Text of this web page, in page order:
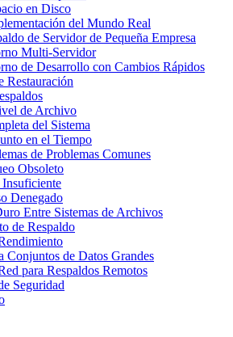
en Disco
del Mundo Real
de Servidor de Pequeña Empresa
Multi-Servidor
de Desarrollo con Cambios Rápidos
Restauración
de Archivo
del Sistema
en el Tiempo
de Problemas Comunes
Obsoleto
Denegado
Entre Sistemas de Archivos
de Respaldo
Conjuntos de Datos Grandes
para Respaldos Remotos
Seguridad